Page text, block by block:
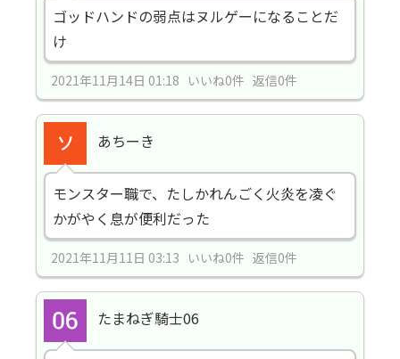
ゴッドハンドの弱点はヌルゲーになることだ
け
2021年11月14日 01:18 いいね0件 返信0件
あちーき
モンスター職で、たしかれんごく火炎を凌ぐ
かがやく息が便利だった
2021年11月11日 03:13 いいね0件 返信0件
たまねぎ騎士06